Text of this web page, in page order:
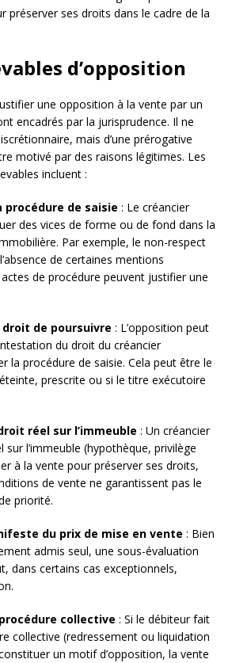
préserver ses droits dans le cadre de la
d’opposition
une opposition à la vente par un
encadrés par la jurisprudence. Il ne
mais d’une prérogative
motivé par des raisons légitimes. Les
incluent :
de saisie : Le créancier
des vices de forme ou de fond dans la
Par exemple, le non-respect
de certaines mentions
de procédure peuvent justifier une
de poursuivre : L’opposition peut
du droit du créancier
la procédure de saisie. Cela peut être le
prescrite ou si le titre exécutoire
réel sur l’immeuble : Un créancier
sur l’immeuble (hypothèque, privilège
à la vente pour préserver ses droits,
de vente ne garantissent pas le
priorité.
du prix de mise en vente : Bien
admis seul, une sous-évaluation
dans certains cas exceptionnels,
collective : Si le débiteur fait
collective (redressement ou liquidation
un motif d’opposition, la vente